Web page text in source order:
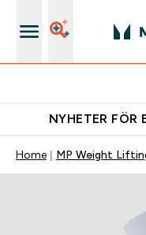
NYHETER FÖR
Home MP Weight